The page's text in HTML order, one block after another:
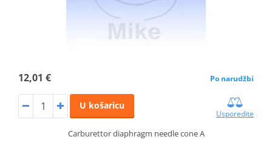
12,01 € Po narudžbi
U košaricu
Usporedite
Carburettor diaphragm needle cone A